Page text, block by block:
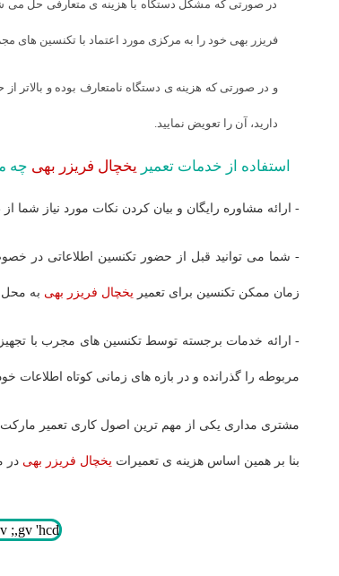
در صورتی که مشکل دستگاه با هزینه ی متعارفی حل می
فریزر بهی خود را به مرکزی مورد اعتماد با تکنسین های
و در صورتی که هزینه ی دستگاه نامتعارف بوده و بالاتر
دارید، ‌آن را تعویض نمایید.
استفاده از خدمات تعمیر یخچال فریزر بهی چه
- ارائه مشاوره رایگان و بیان کردن نکات مورد نیاز شما
- شما می توانید قبل از حضور تکنسین اطلاعاتی در
زمان ممکن تکنسین برای تعمیر یخچال فریزر بهی به محل
- ارائه خدمات برجسته توسط تکنسین های مجرب با
مربوطه را گذرانده و در بازه های زمانی کوتاه اطلاعات
مشتری مداری یکی از مهم ترین اصول کاری تعمیر
بنا بر همین اساس هزینه ی تعمیرات یخچال فریزر بهی در